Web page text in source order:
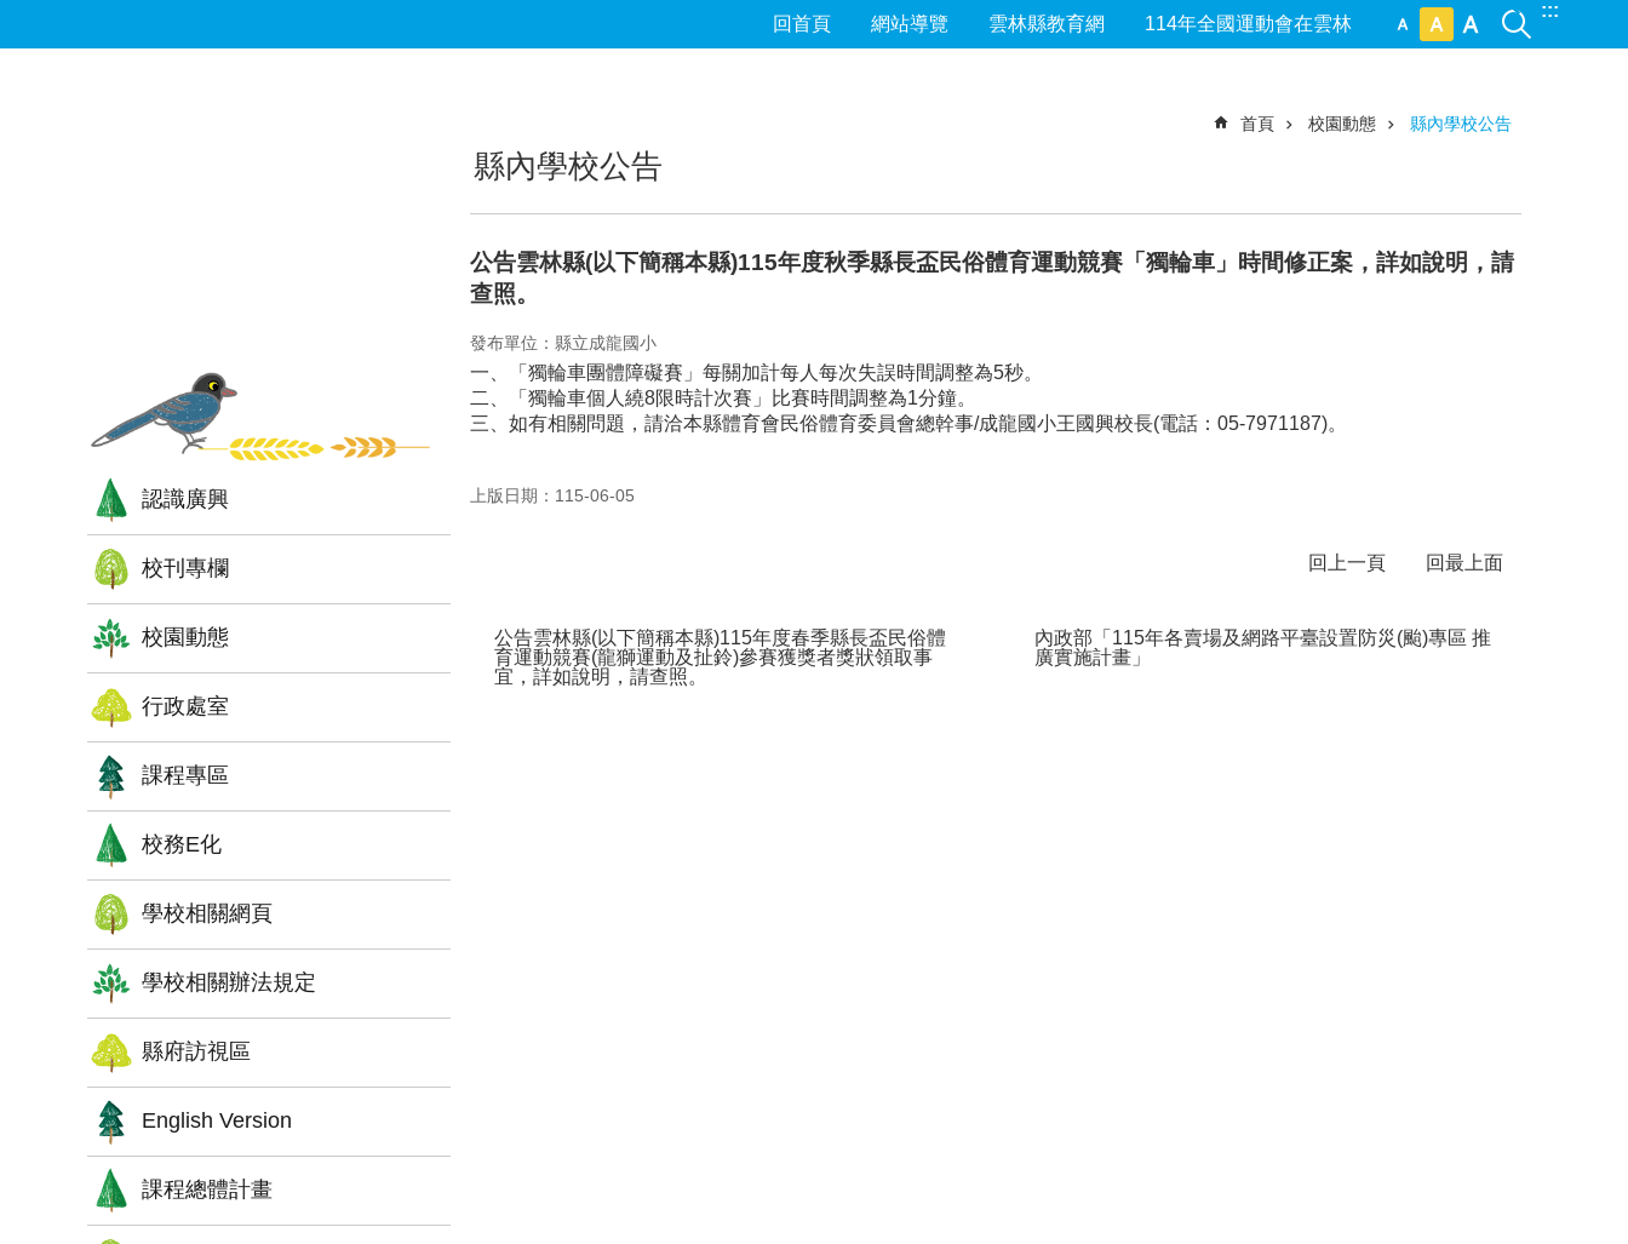
:::
回首頁 網站導覽 雲林縣教育網 114年全國運動會在雲林
認識廣興
校刊專欄
校園動態
行政處室
課程專區
校務E化
學校相關網頁
學校相關辦法規定
縣府訪視區
English Version
課程總體計畫
首頁 校園動態 縣內學校公告
縣內學校公告
公告雲林縣(以下簡稱本縣)115年度秋季縣長盃民俗體育運動競賽「獨輪車」時間修正案，詳如說明，請
查照。
發布單位：縣立成龍國小
一、「獨輪車團體障礙賽」每關加計每人每次失誤時間調整為5秒。
二、「獨輪車個人繞8限時計次賽」比賽時間調整為1分鐘。
三、如有相關問題，請洽本縣體育會民俗體育委員會總幹事/成龍國小王國興校長(電話：05-7971187)。
上版日期：115-06-05
回上一頁 回最上面
公告雲林縣(以下簡稱本縣)115年度春季縣長盃民俗體
育運動競賽(龍獅運動及扯鈴)參賽獲獎者獎狀領取事
宜，詳如說明，請查照。
內政部「115年各賣場及網路平臺設置防災(颱)專區 推
廣實施計畫」